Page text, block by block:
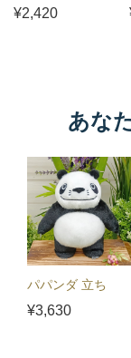
¥2,420
あな
パパンダ 立ち
¥3,630